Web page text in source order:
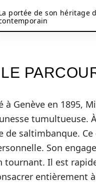
portée de son héritage
LE
à Genève en 1895,
tumultueuse.
de saltimbanque.
Son
tournant. Il est
entièrement